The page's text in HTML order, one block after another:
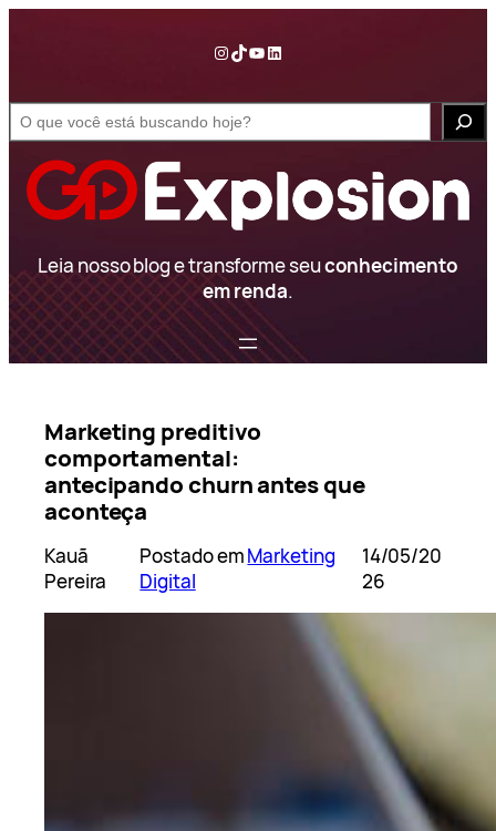
conteúdo
InstagramTikTok YouTube LinkedIn
e
Leia nosso blog e transforme seuconhecimento
em renda.
Marketing preditivo
comportamental:
antecipando churn antes que
aconteça
Kauã
Pereira
Postado emMarketing
Digital
14/05/20
26